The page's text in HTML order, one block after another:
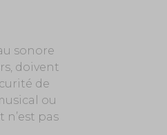
sonore
doivent
de
ou
pas